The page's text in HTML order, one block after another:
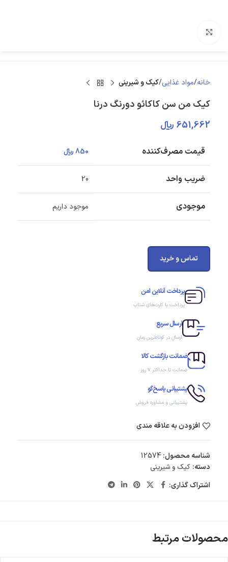
خانه مواد غذایی کیک و شیرینی
کیک من سن کاکائو دورنگ درنا
651,662 ﷼
قیمت مصرف‌کننده 850﷼
ضریب واحد 20
موجودی موجود داریم
تماس و خرید
پرداخت آنلاین امن
پرداخت با کارت‌های شتاب
ارسال سریع
ارسال در کوتاه‌ترین زمان
ضمانت بازگشت کالا
ضمانت تا حداکثر ۷ روز
پشتیبانی پاسخ‌گو
پشتیبانی و مشاوره فروش
افزودن به علاقه مندی
شناسه محصول:12574
دسته: کیک و شیرینی
اشتراک گذاری:
محصولات مرتبط